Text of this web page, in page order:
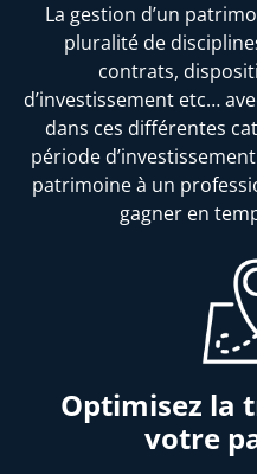
La gestion d’un
pluralité de
contrats,
d’investissement etc…
dans ces différentes
période
patrimoine à un
gagner en
Optimisez la
votre